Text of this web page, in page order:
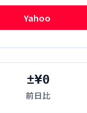
Yahoo
±¥0
前日比